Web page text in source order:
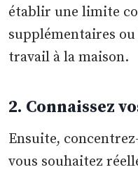
établir une limite
supplémentaires
travail à la maison.
2. Connaissez
Ensuite,
vous souhaitez